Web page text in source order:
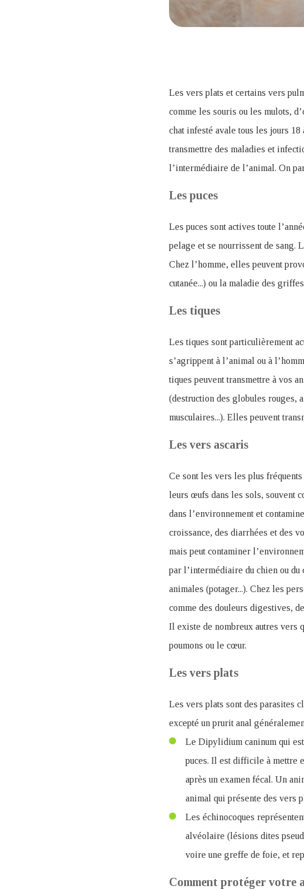
Les vers plats et certains vers
comme les souris ou les mulots,
chat infesté avale tous les jours
transmettre des maladies et
l’intermédiaire de l’animal. On
Les puces
Les puces sont actives toute
pelage et se nourrissent de sang.
Chez l’homme, elles peuvent
cutanée...) ou la maladie des
Les tiques
Les tiques sont particulièrement
s’agrippent à l’animal ou à
tiques peuvent transmettre à vos
(destruction des globules rouges,
musculaires...). Elles peuvent
Les vers ascaris
Ce sont les vers les plus
leurs œufs dans les sols, souvent
dans l’environnement et
croissance, des diarrhées et des
mais peut contaminer
par l’intermédiaire du chien ou du
animales (potager...). Chez les
comme des douleurs digestives,
Il existe de nombreux autres vers
poumons ou le cœur.
Les vers plats
Les vers plats sont des parasites
excepté un prurit anal
Le Dipylidium caninum qui
puces. Il est difficile à mettre
après un examen fécal. Un
animal qui présente des vers
Les échinocoques
alvéolaire (lésions dites
voire une greffe de foie, et
Comment protéger votre